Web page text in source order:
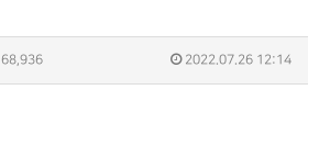
68,936 2022.07.26 12:14